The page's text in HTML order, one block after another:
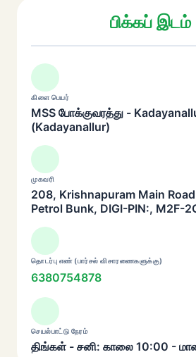
பிக்கப் இடம்
கிளை பெயர்
MSS போக்குவரத்து -
(Kadayanallur)
முகவரி
208, Krishnapuram Main
Petrol Bunk, DIGI-PIN:, M2F-
தொடர்பு எண் (பார்சல் விசாரணைகளுக்கு)
6380754878
செயல்பாட்டு நேரம்
திங்கள் - சனி: காலை 10:00 -